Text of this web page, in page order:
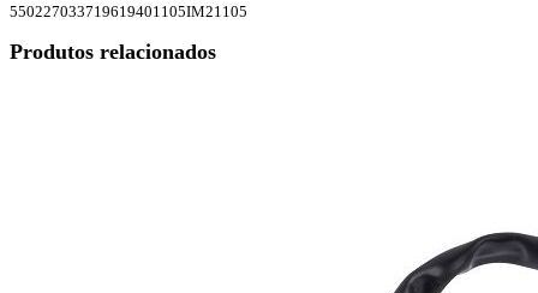
550227033719619401105IM21105
Produtos relacionados